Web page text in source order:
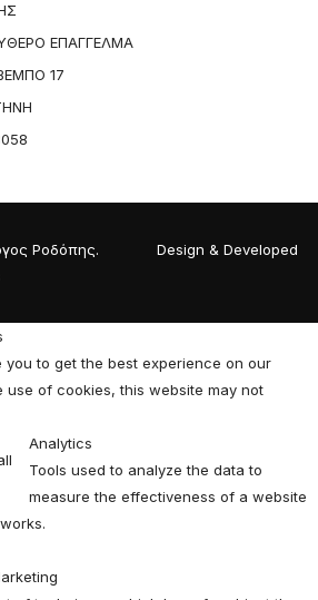
ΕΠΑΓΓΕΛΜΑ
17
Ροδόπης. Design & Developed
you to get the best experience on our
use of cookies, this website may not
Analytics
Tools used to analyze the data to
measure the effectiveness of a website